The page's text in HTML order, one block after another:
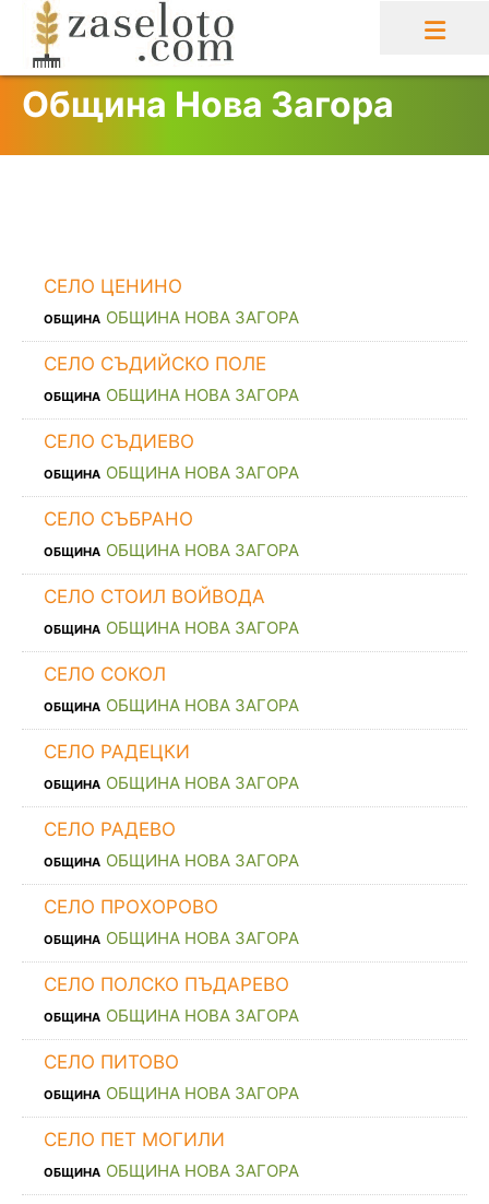
content
Община Нова Загора
СЕЛО ЦЕНИНО
ОБЩИНА ОБЩИНА НОВА ЗАГОРА
СЕЛО СЪДИЙСКО ПОЛЕ
ОБЩИНА ОБЩИНА НОВА ЗАГОРА
СЕЛО СЪДИЕВО
ОБЩИНА ОБЩИНА НОВА ЗАГОРА
СЕЛО СЪБРАНО
ОБЩИНА ОБЩИНА НОВА ЗАГОРА
СЕЛО СТОИЛ ВОЙВОДА
ОБЩИНА ОБЩИНА НОВА ЗАГОРА
СЕЛО СОКОЛ
ОБЩИНА ОБЩИНА НОВА ЗАГОРА
СЕЛО РАДЕЦКИ
ОБЩИНА ОБЩИНА НОВА ЗАГОРА
СЕЛО РАДЕВО
ОБЩИНА ОБЩИНА НОВА ЗАГОРА
СЕЛО ПРОХОРОВО
ОБЩИНА ОБЩИНА НОВА ЗАГОРА
СЕЛО ПОЛСКО ПЪДАРЕВО
ОБЩИНА ОБЩИНА НОВА ЗАГОРА
СЕЛО ПИТОВО
ОБЩИНА ОБЩИНА НОВА ЗАГОРА
СЕЛО ПЕТ МОГИЛИ
ОБЩИНА ОБЩИНА НОВА ЗАГОРА